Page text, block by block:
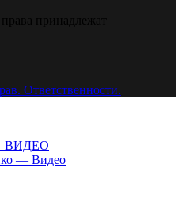
принадлежат
Ответственности.
ВИДЕО
— Видео